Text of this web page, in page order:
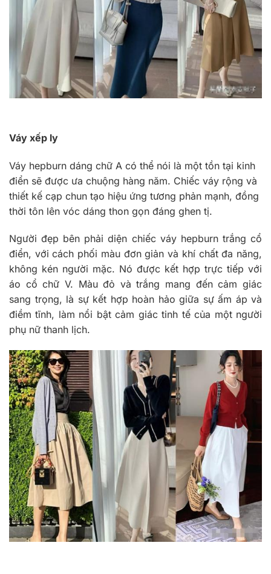
Váy xếp ly
Váy hepburn dáng chữ A có thể nói là một tồn tại kinh
điển sẽ được ưa chuộng hàng năm. Chiếc váy rộng và
thiết kế cạp chun tạo hiệu ứng tương phản mạnh, đồng
thời tôn lên vóc dáng thon gọn đáng ghen tị.
Người đẹp bên phải diện chiếc váy hepburn trắng cổ
điển, với cách phối màu đơn giản và khí chất đa năng,
không kén người mặc. Nó được kết hợp trực tiếp với
áo cổ chữ V. Màu đỏ và trắng mang đến cảm giác
sang trọng, là sự kết hợp hoàn hảo giữa sự ấm áp và
điềm tĩnh, làm nổi bật cảm giác tinh tế của một người
phụ nữ thanh lịch.